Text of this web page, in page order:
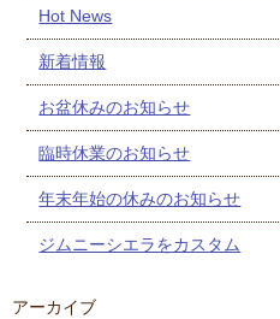
Hot News
新着情報
お盆休みのお知らせ
臨時休業のお知らせ
年末年始の休みのお知らせ
ジムニーシエラをカスタム
アーカイブ